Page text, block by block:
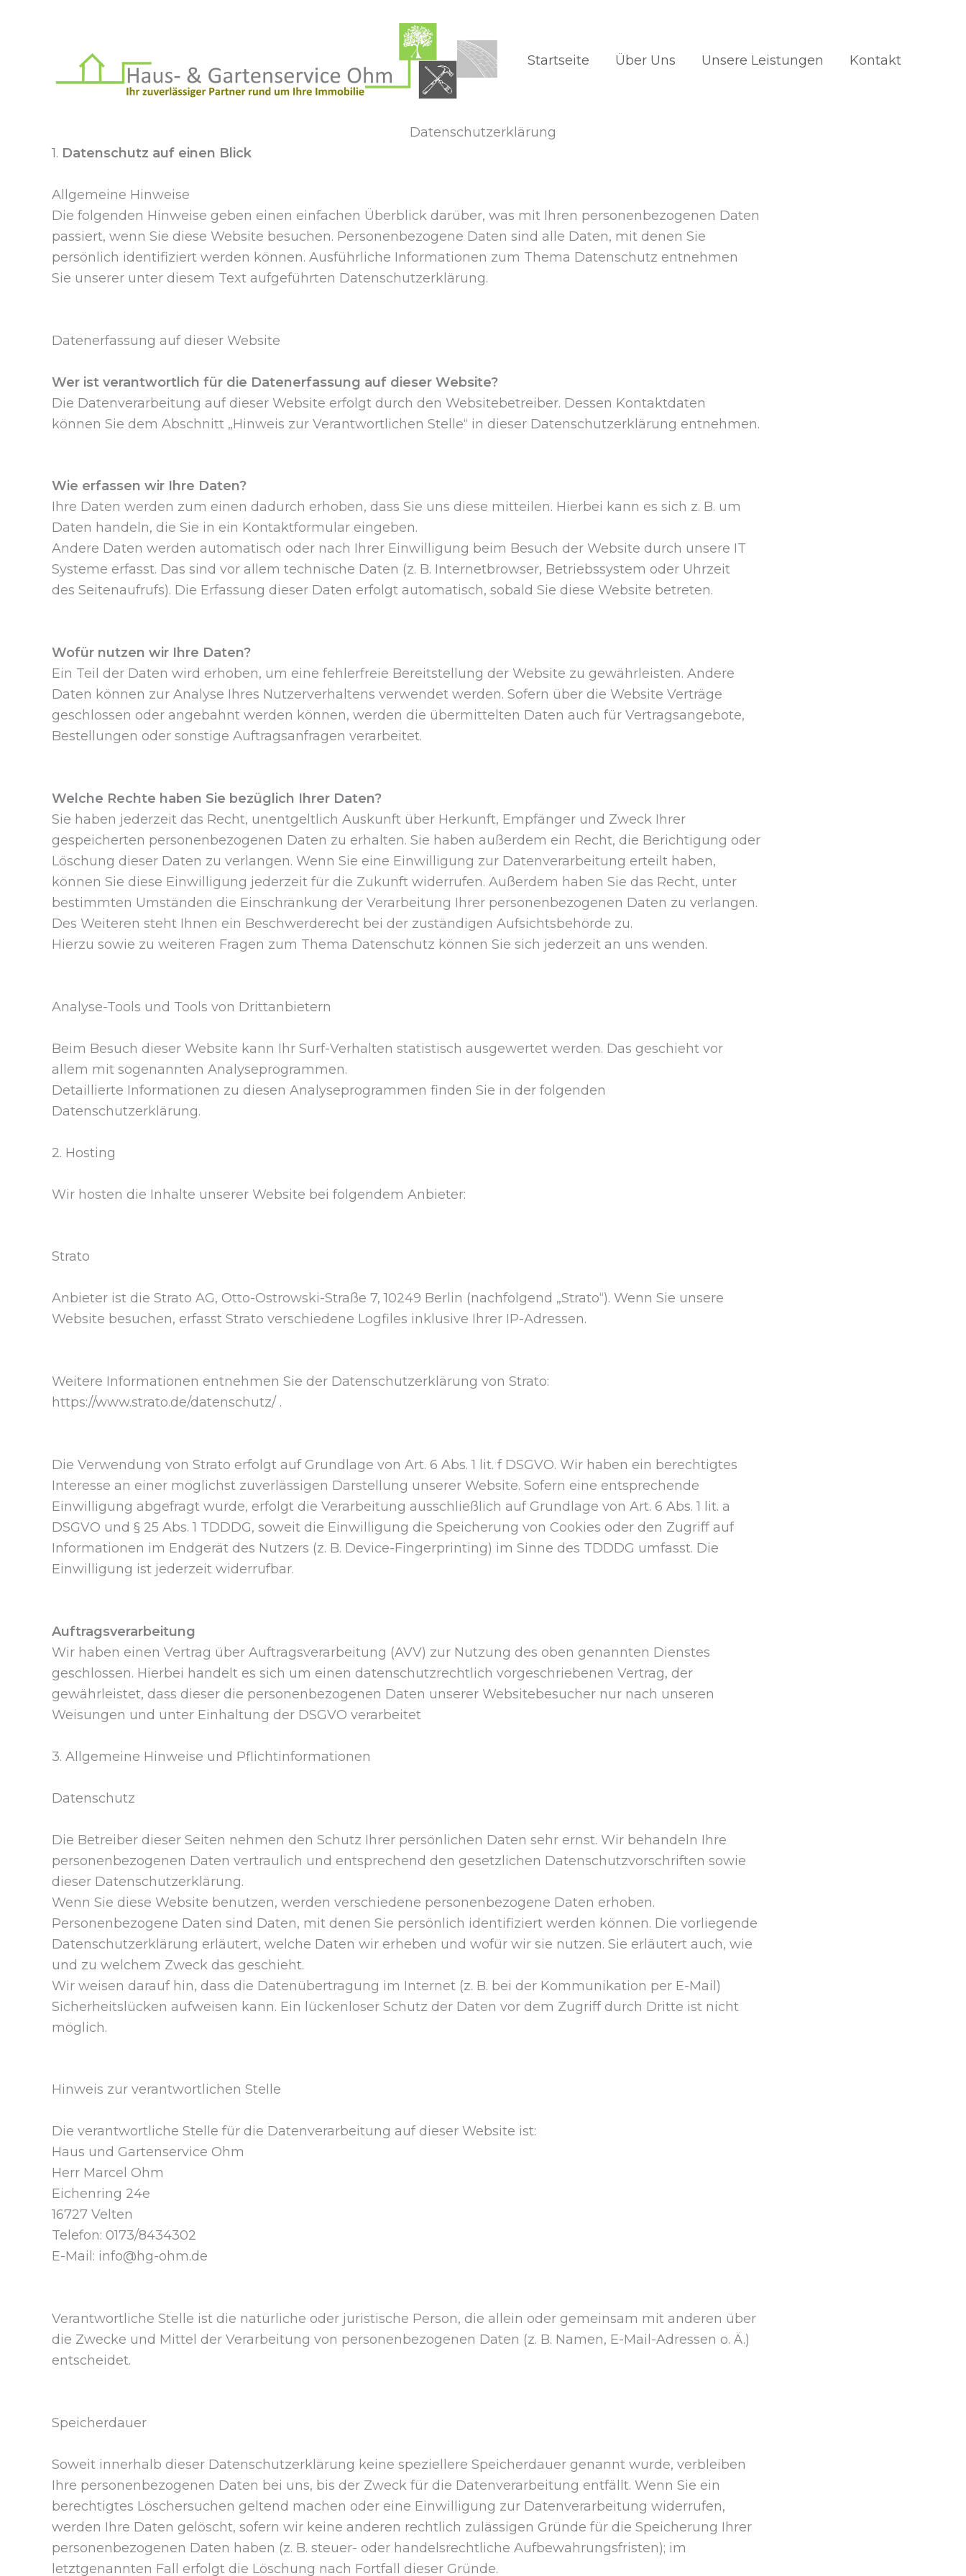
Startseite Über Uns Unsere Leistungen Kontakt
Datenschutzerklärung
1. Datenschutz auf einen Blick
Allgemeine Hinweise
Die folgenden Hinweise geben einen einfachen Überblick darüber, was mit Ihren personenbezogenen Daten
passiert, wenn Sie diese Website besuchen. Personenbezogene Daten sind alle Daten, mit denen Sie
persönlich identifiziert werden können. Ausführliche Informationen zum Thema Datenschutz entnehmen
Sie unserer unter diesem Text aufgeführten Datenschutzerklärung.
Datenerfassung auf dieser Website
Wer ist verantwortlich für die Datenerfassung auf dieser Website?
Die Datenverarbeitung auf dieser Website erfolgt durch den Websitebetreiber. Dessen Kontaktdaten
können Sie dem Abschnitt „Hinweis zur Verantwortlichen Stelle“ in dieser Datenschutzerklärung entnehmen.
Wie erfassen wir Ihre Daten?
Ihre Daten werden zum einen dadurch erhoben, dass Sie uns diese mitteilen. Hierbei kann es sich z. B. um
Daten handeln, die Sie in ein Kontaktformular eingeben.
Andere Daten werden automatisch oder nach Ihrer Einwilligung beim Besuch der Website durch unsere IT
Systeme erfasst. Das sind vor allem technische Daten (z. B. Internetbrowser, Betriebssystem oder Uhrzeit
des Seitenaufrufs). Die Erfassung dieser Daten erfolgt automatisch, sobald Sie diese Website betreten.
Wofür nutzen wir Ihre Daten?
Ein Teil der Daten wird erhoben, um eine fehlerfreie Bereitstellung der Website zu gewährleisten. Andere
Daten können zur Analyse Ihres Nutzerverhaltens verwendet werden. Sofern über die Website Verträge
geschlossen oder angebahnt werden können, werden die übermittelten Daten auch für Vertragsangebote,
Bestellungen oder sonstige Auftragsanfragen verarbeitet.
Welche Rechte haben Sie bezüglich Ihrer Daten?
Sie haben jederzeit das Recht, unentgeltlich Auskunft über Herkunft, Empfänger und Zweck Ihrer
gespeicherten personenbezogenen Daten zu erhalten. Sie haben außerdem ein Recht, die Berichtigung oder
Löschung dieser Daten zu verlangen. Wenn Sie eine Einwilligung zur Datenverarbeitung erteilt haben,
können Sie diese Einwilligung jederzeit für die Zukunft widerrufen. Außerdem haben Sie das Recht, unter
bestimmten Umständen die Einschränkung der Verarbeitung Ihrer personenbezogenen Daten zu verlangen.
Des Weiteren steht Ihnen ein Beschwerderecht bei der zuständigen Aufsichtsbehörde zu.
Hierzu sowie zu weiteren Fragen zum Thema Datenschutz können Sie sich jederzeit an uns wenden.
Analyse-Tools und Tools von Drittanbietern
Beim Besuch dieser Website kann Ihr Surf-Verhalten statistisch ausgewertet werden. Das geschieht vor
allem mit sogenannten Analyseprogrammen.
Detaillierte Informationen zu diesen Analyseprogrammen finden Sie in der folgenden
Datenschutzerklärung.
2. Hosting
Wir hosten die Inhalte unserer Website bei folgendem Anbieter:
Strato
Anbieter ist die Strato AG, Otto-Ostrowski-Straße 7, 10249 Berlin (nachfolgend „Strato“). Wenn Sie unsere
Website besuchen, erfasst Strato verschiedene Logfiles inklusive Ihrer IP-Adressen.
Weitere Informationen entnehmen Sie der Datenschutzerklärung von Strato:
https://www.strato.de/datenschutz/ .
Die Verwendung von Strato erfolgt auf Grundlage von Art. 6 Abs. 1 lit. f DSGVO. Wir haben ein berechtigtes
Interesse an einer möglichst zuverlässigen Darstellung unserer Website. Sofern eine entsprechende
Einwilligung abgefragt wurde, erfolgt die Verarbeitung ausschließlich auf Grundlage von Art. 6 Abs. 1 lit. a
DSGVO und § 25 Abs. 1 TDDDG, soweit die Einwilligung die Speicherung von Cookies oder den Zugriff auf
Informationen im Endgerät des Nutzers (z. B. Device-Fingerprinting) im Sinne des TDDDG umfasst. Die
Einwilligung ist jederzeit widerrufbar.
Auftragsverarbeitung
Wir haben einen Vertrag über Auftragsverarbeitung (AVV) zur Nutzung des oben genannten Dienstes
geschlossen. Hierbei handelt es sich um einen datenschutzrechtlich vorgeschriebenen Vertrag, der
gewährleistet, dass dieser die personenbezogenen Daten unserer Websitebesucher nur nach unseren
Weisungen und unter Einhaltung der DSGVO verarbeitet
3. Allgemeine Hinweise und Pflichtinformationen
Datenschutz
Die Betreiber dieser Seiten nehmen den Schutz Ihrer persönlichen Daten sehr ernst. Wir behandeln Ihre
personenbezogenen Daten vertraulich und entsprechend den gesetzlichen Datenschutzvorschriften sowie
dieser Datenschutzerklärung.
Wenn Sie diese Website benutzen, werden verschiedene personenbezogene Daten erhoben.
Personenbezogene Daten sind Daten, mit denen Sie persönlich identifiziert werden können. Die vorliegende
Datenschutzerklärung erläutert, welche Daten wir erheben und wofür wir sie nutzen. Sie erläutert auch, wie
und zu welchem Zweck das geschieht.
Wir weisen darauf hin, dass die Datenübertragung im Internet (z. B. bei der Kommunikation per E-Mail)
Sicherheitslücken aufweisen kann. Ein lückenloser Schutz der Daten vor dem Zugriff durch Dritte ist nicht
möglich.
Hinweis zur verantwortlichen Stelle
Die verantwortliche Stelle für die Datenverarbeitung auf dieser Website ist:
Haus und Gartenservice Ohm
Herr Marcel Ohm
Eichenring 24e
16727 Velten
Telefon: 0173/8434302
E-Mail: info@hg-ohm.de
Verantwortliche Stelle ist die natürliche oder juristische Person, die allein oder gemeinsam mit anderen über
die Zwecke und Mittel der Verarbeitung von personenbezogenen Daten (z. B. Namen, E-Mail-Adressen o. Ä.)
entscheidet.
Speicherdauer
Soweit innerhalb dieser Datenschutzerklärung keine speziellere Speicherdauer genannt wurde, verbleiben
Ihre personenbezogenen Daten bei uns, bis der Zweck für die Datenverarbeitung entfällt. Wenn Sie ein
berechtigtes Löschersuchen geltend machen oder eine Einwilligung zur Datenverarbeitung widerrufen,
werden Ihre Daten gelöscht, sofern wir keine anderen rechtlich zulässigen Gründe für die Speicherung Ihrer
personenbezogenen Daten haben (z. B. steuer- oder handelsrechtliche Aufbewahrungsfristen); im
letztgenannten Fall erfolgt die Löschung nach Fortfall dieser Gründe.